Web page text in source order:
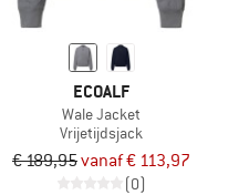
ECOALF
Wale Jacket
Vrijetijdsjack
€ 189,95vanaf € 113,97
(0)